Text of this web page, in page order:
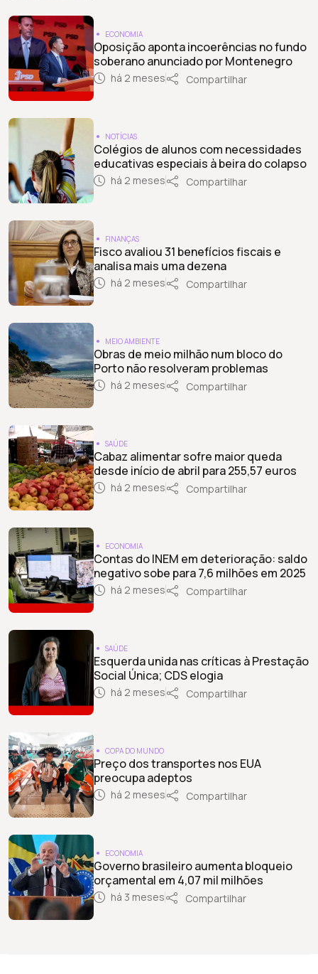
ECONOMIA
Oposição aponta incoerências no fundo
soberano anunciado por Montenegro
há 2 meses Compartilhar
NOTÍCIAS
Colégios de alunos com necessidades
educativas especiais à beira do colapso
há 2 meses Compartilhar
FINANÇAS
Fisco avaliou 31 benefícios fiscais e
analisa mais uma dezena
há 2 meses Compartilhar
MEIO AMBIENTE
Obras de meio milhão num bloco do
Porto não resolveram problemas
há 2 meses Compartilhar
SAÚDE
Cabaz alimentar sofre maior queda
desde início de abril para 255,57 euros
há 2 meses Compartilhar
ECONOMIA
Contas do INEM em deterioração: saldo
negativo sobe para 7,6 milhões em 2025
há 2 meses Compartilhar
SAÚDE
Esquerda unida nas críticas à Prestação
Social Única; CDS elogia
há 2 meses Compartilhar
COPA DO MUNDO
Preço dos transportes nos EUA
preocupa adeptos
há 2 meses Compartilhar
ECONOMIA
Governo brasileiro aumenta bloqueio
orçamental em 4,07 mil milhões
há 3 meses Compartilhar